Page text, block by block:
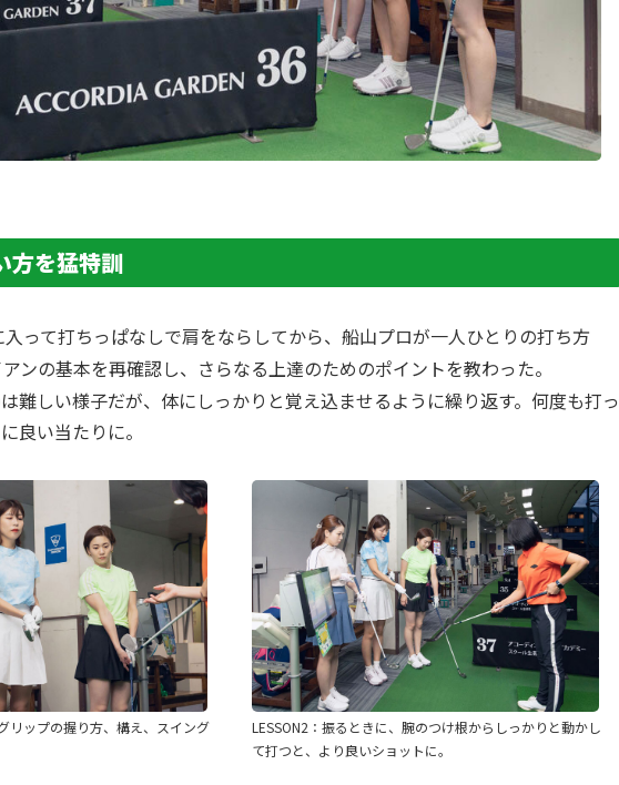
方を猛特訓
入って打ちっぱなしで肩をならしてから、船山プロが一人ひとりの打ち方
ンの基本を再確認し、さらなる上達のためのポイントを教わった。
難しい様子だが、体にしっかりと覚え込ませるように繰り返す。何度も打っ
良い当たりに。
リップの握り方、構え、スイング
LESSON2：振るときに、腕のつけ根からしっかりと動かし
て打つと、より良いショットに。